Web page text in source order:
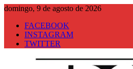
Saltar
contenido
domingo, 9 de agosto de 2026
FACEBOOK
INSTAGRAM
TWITTER